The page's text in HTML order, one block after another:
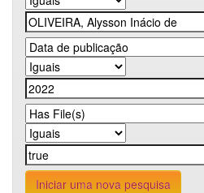
Iniciar uma nova pesquisa